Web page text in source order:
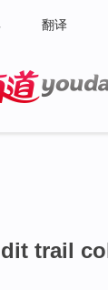
翻译
trail